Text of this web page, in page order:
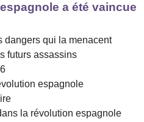
a été vaincue
dangers qui la menacent
futurs assassins
espagnole
la révolution espagnole